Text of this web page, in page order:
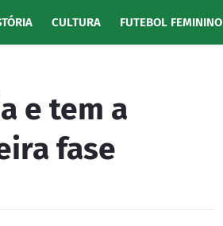
CULTURA FUTEBOL FEMININO
e tem a
fase